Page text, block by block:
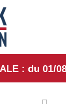
: du 01/08/